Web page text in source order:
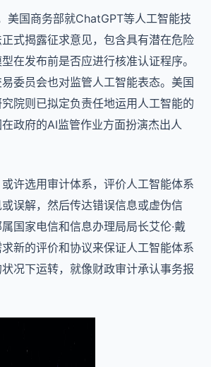
美国商务部就ChatGPT等人工智能技
式揭露征求意见，包含具有潜在危险
在发布前是否应进行核准认证程序。
委员会也对监管人工智能表态。美国
院则已拟定负责任地运用人工智能的
政府的AI监管作业方面扮演杰出人
许选用审计体系，评价人工智能体系
误解，然后传达错误信息或虚伪信
国家电信和信息办理局局长艾伦·戴
新的评价和协议来保证人工智能体系
况下运转，就像财政审计承认事务报